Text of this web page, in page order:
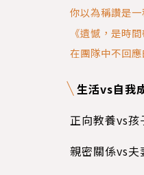
你以為稱讚是一種鼓勵 但
會覺得你在罵他
《遺憾，是時
在團隊中不回
生活vs自我
正向教養vs孩
親密關係vs夫